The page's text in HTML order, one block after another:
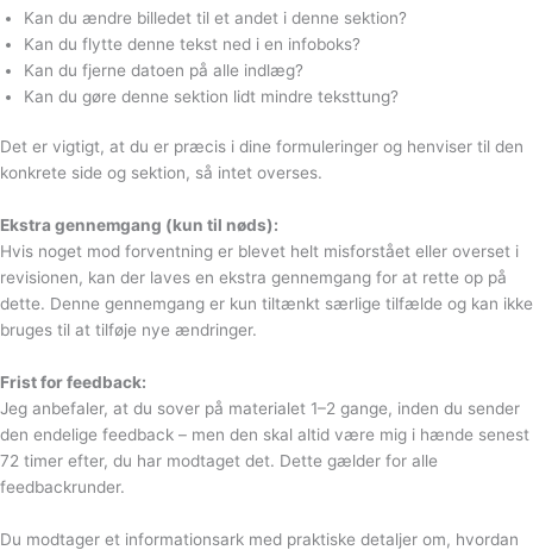
Kan du ændre billedet til et andet i denne sektion?
Kan du flytte denne tekst ned i en infoboks?
Kan du fjerne datoen på alle indlæg?
Kan du gøre denne sektion lidt mindre teksttung?
Det er vigtigt, at du er præcis i dine formuleringer og henviser til den
konkrete side og sektion, så intet overses.
Ekstra gennemgang (kun til nøds):
Hvis noget mod forventning er blevet helt misforstået eller overset i
revisionen, kan der laves en ekstra gennemgang for at rette op på
dette. Denne gennemgang er kun tiltænkt særlige tilfælde og kan ikke
bruges til at tilføje nye ændringer.
Frist for feedback:
Jeg anbefaler, at du sover på materialet 1–2 gange, inden du sender
den endelige feedback – men den skal altid være mig i hænde senest
72 timer efter, du har modtaget det. Dette gælder for alle
feedbackrunder.
Du modtager et informationsark med praktiske detaljer om, hvordan